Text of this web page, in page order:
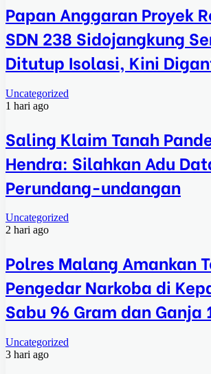
Papan Anggaran Proyek
SDN 238 Sidojangkung
Ditutup Isolasi, Kini
Uncategorized
1 hari ago
Saling Klaim Tanah
Hendra: Silahkan Adu
Perundang-undangan
Uncategorized
2 hari ago
Polres Malang Amankan
Pengedar Narkoba di
Sabu 96 Gram dan Ganja
Uncategorized
3 hari ago